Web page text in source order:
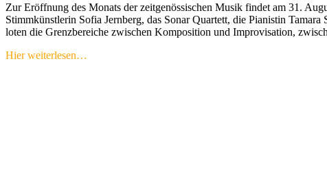
Zur Eröffnung des Monats der zeitgenössischen Musik findet am 31.
Stimmkünstlerin Sofia Jernberg, das Sonar Quartett, die Pianistin
loten die Grenzbereiche zwischen Komposition und Improvisation,
Hier weiterlesen…